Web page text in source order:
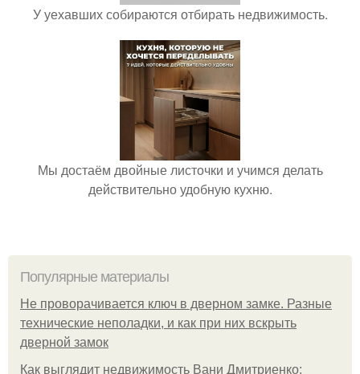
У уехавших собираются отбирать недвижимость.
Мы достаём двойные листочки и учимся делать
действительно удобную кухню.
Популярные материалы
Не проворачивается ключ в дверном замке. Разные
технические неполадки, и как при них вскрыть
дверной замок
Как выглядит недвижимость Вани Дмитриенко: